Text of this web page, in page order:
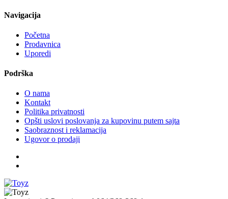
Navigacija
Početna
Prodavnica
Uporedi
Podrška
O nama
Kontakt
Politika privatnosti
Opšti uslovi poslovanja za kupovinu putem sajta
Saobraznost i reklamacija
Ugovor o prodaji